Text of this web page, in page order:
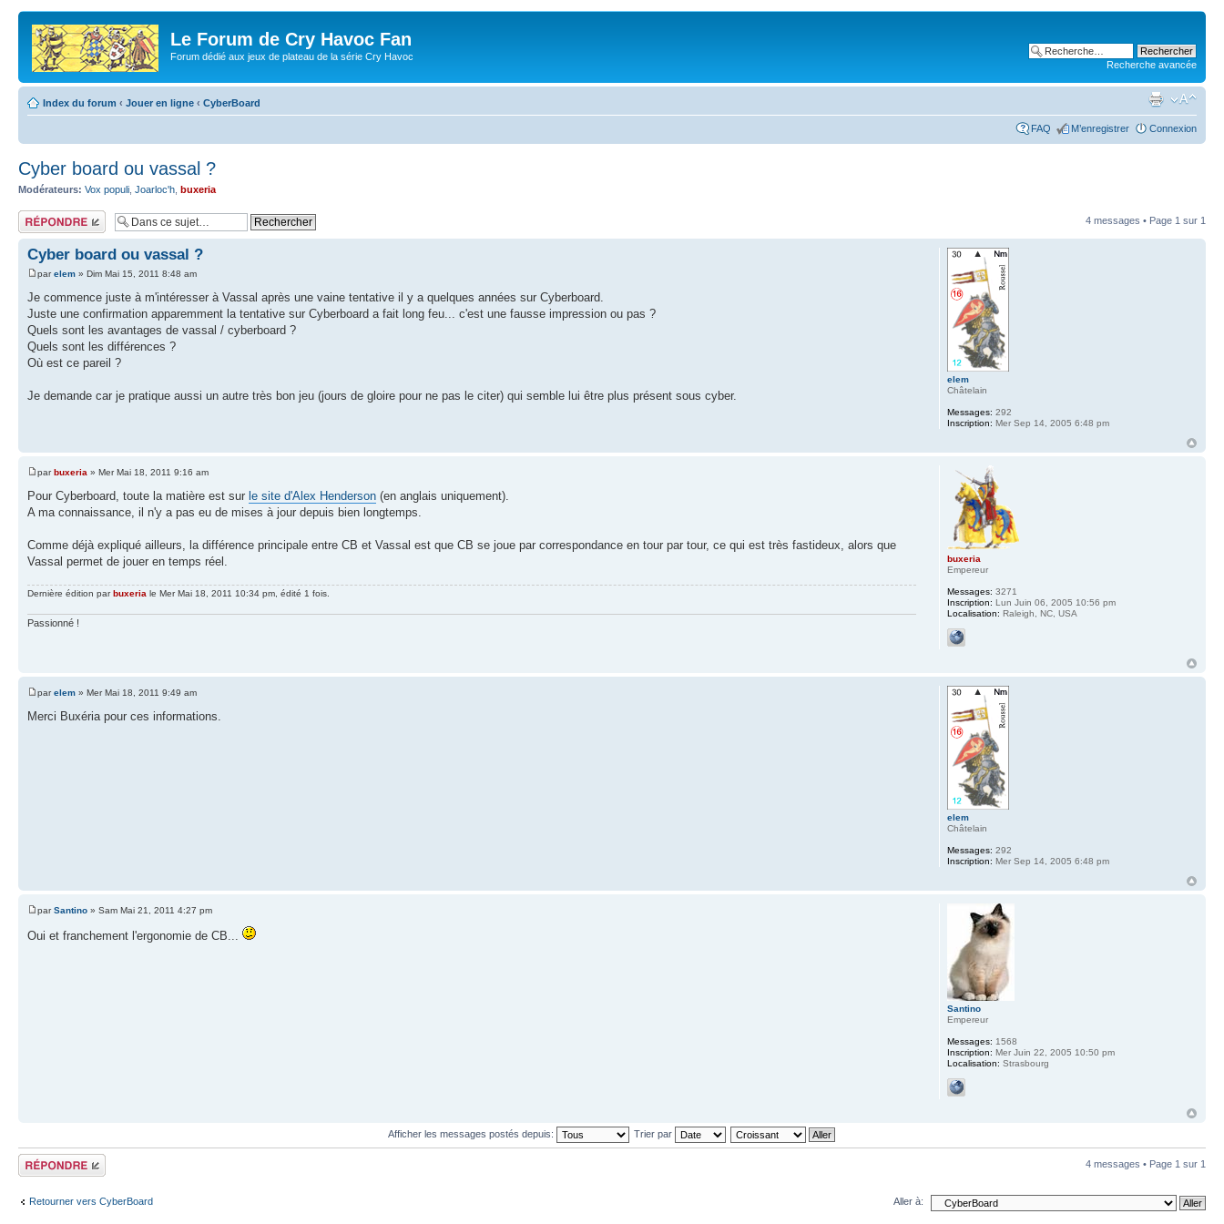
Le Forum de Cry Havoc Fan
Forum dédié aux jeux de plateau de la série Cry Havoc
Recherche avancée
Index du forum ‹ Jouer en ligne ‹ CyberBoard
FAQ M’enregistrer Connexion
Cyber board ou vassal ?
Modérateurs: Vox populi Joarloc'h buxeria
Répondre 4 messages • Page 1 sur 1
Cyber board ou vassal ?
parelem » Dim Mai 15, 2011 8:48 am
Je commence juste à m'intéresser à Vassal après une vaine tentative il y a quelques années sur Cyberboard.
Juste une confirmation apparemment la tentative sur Cyberboard a fait long feu... c'est une fausse impression ou pas ?
Quels sont les avantages de vassal / cyberboard ?
Quels sont les différences ?
Où est ce pareil ?
Je demande car je pratique aussi un autre très bon jeu (jours de gloire pour ne pas le citer) qui semble lui être plus présent sous cyber.
elem
Châtelain
Messages: 292
Inscription: Mer Sep 14, 2005 6:48 pm
parbuxeria » Mer Mai 18, 2011 9:16 am
Pour Cyberboard, toute la matière est sur le site d'Alex Henderson (en anglais uniquement).
A ma connaissance, il n'y a pas eu de mises à jour depuis bien longtemps.
Comme déjà expliqué ailleurs, la différence principale entre CB et Vassal est que CB se joue par correspondance en tour par tour, ce qui est très fastideux, alors que
Vassal permet de jouer en temps réel.
Dernière édition parbuxeria le Mer Mai 18, 2011 10:34 pm, édité 1 fois.
Passionné !
buxeria
Empereur
Messages: 3271
Inscription: Lun Juin 06, 2005 10:56 pm
Localisation: Raleigh, NC, USA
parelem » Mer Mai 18, 2011 9:49 am
Merci Buxéria pour ces informations.
elem
Châtelain
Messages: 292
Inscription: Mer Sep 14, 2005 6:48 pm
parSantino » Sam Mai 21, 2011 4:27 pm
Oui et franchement l'ergonomie de CB...
Santino
Empereur
Messages: 1568
Inscription: Mer Juin 22, 2005 10:50 pm
Localisation: Strasbourg
Afficher les messages postés depuis: Trier par
Répondre 4 messages • Page 1 sur 1
Retourner vers CyberBoard Aller à: